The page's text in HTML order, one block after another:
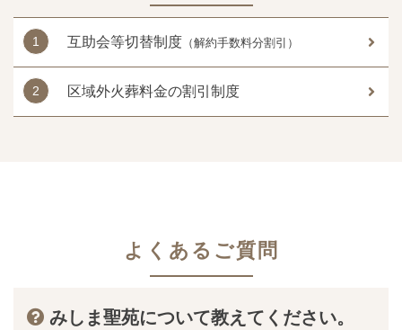
互助会等切替制度 （解約手数料分割引）
区域外火葬料金の割引制度
よくあるご質問
みしま聖苑について教えてください。